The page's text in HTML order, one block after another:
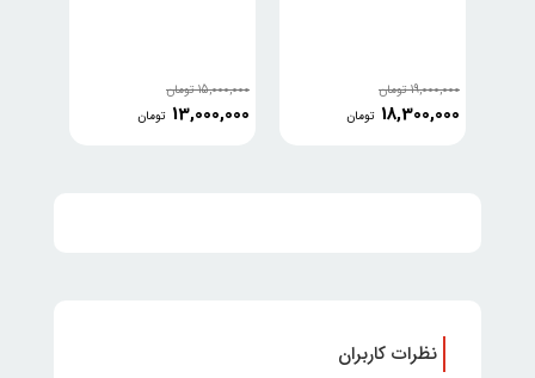
19,000,000 تومان
18,300,000 تومان
15,000,000 تومان
13,000,000 تومان
نظرات کاربران